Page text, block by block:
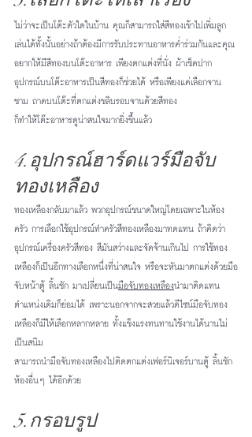
ไม่ว่าจะเป็นโต๊ะตัวใดในบ้าน คุณก็สามารถใส่สีทองเข้าไปเพิ่มลูก
เล่นได้ทั้งนั้นอย่างถ้าต้องมีการรับประทานอาหารค่ำร่วมกันและคุณ
อยากให้มีสีทองบนโต๊ะอาหาร เพียงตกแต่งที่นั่ง ผ้าเช็ดปาก
อุปกรณ์บนโต๊ะอาหารเป็นสีทองก็ช่วยได้ หรือเพียงแค่เลือกจาน
ชาม ถาดบนโต๊ะที่ตกแต่งขลิบรอบจานด้วยสีทอง
ก็ทำให้โต๊ะอาหารดูน่าสนใจมากยิ่งขึ้นแล้ว
4.อุปกรณ์ฮาร์ดแวร์มือจับ
ทองเหลือง
ทองเหลืองกลับมาแล้ว พวกอุปกรณ์ขนาดใหญ่โดยเฉพาะในห้อง
ครัว การเลือกใช้อุปกรณ์ทำครัวสีทองเหลืองมาทดแทน ถ้าคิดว่า
อุปกรณ์เครื่องครัวสีทอง สีมันสว่างและจัดจ้านเกินไป การใช้ทอง
เหลืองก็เป็นอีกทางเลือกหนึ่งที่น่าสนใจ หรือจะหันมาตกแต่งด้วยมือ
จับหน้าตู้ ลิ้นชัก มาเปลี่ยนเป็นมือจับทองเหลืองนำมาติดแทน
ตำแหน่งเดิมก็ย่อมได้ เพราะนอกจากจะสวยแล้วดีไซน์มือจับทอง
เหลืองก็มีให้เลือกหลากหลาย ทั้งแข็งแรงทนทานใช้งานได้นานไม่
เป็นสนิม
สามารถนำมือจับทองเหลืองไปติดตกแต่งเฟอร์นิเจอร์บานตู้ ลิ้นชัก
ห้องอื่นๆ ได้อีกด้วย
5.กรอบรูป